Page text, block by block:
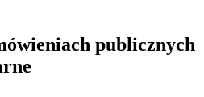
publicznych